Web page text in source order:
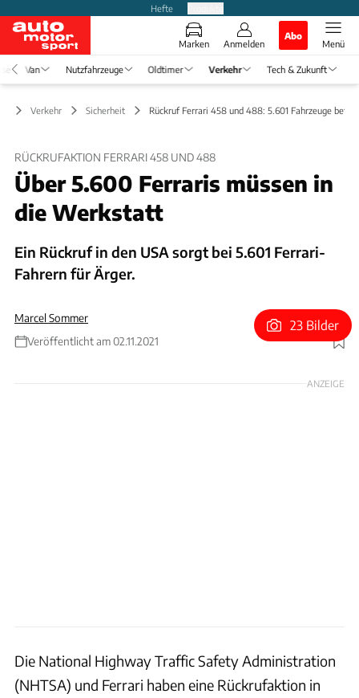
Hefte
Marken Anmelden
Abo
Menü
Van Nutzfahrzeuge Oldtimer Verkehr Tech & Zukunft
Verkehr Sicherheit Rückruf Ferrari 458 und 488: 5.601 Fahrzeuge
RÜCKRUFAKTION FERRARI 458 UND 488
Über 5.600 Ferraris müssen in
die Werkstatt
Ein Rückruf in den USA sorgt bei 5.601 Ferrari-
Fahrern für Ärger.
Marcel Sommer
Veröffentlicht am 02.11.2021
Foto: Ferrari
23 Bilder
ANZEIGE
Die National Highway Traffic Safety Administration
(NHTSA) und Ferrari haben eine Rückrufaktion in